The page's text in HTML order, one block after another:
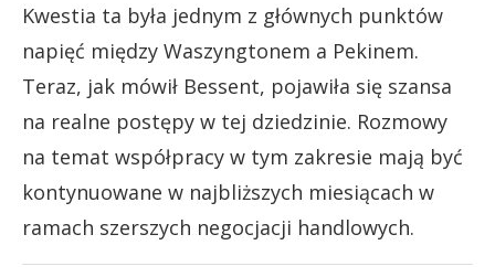
Kwestia ta była jednym z głównych punktów
napięć między Waszyngtonem a Pekinem.
Teraz, jak mówił Bessent, pojawiła się szansa
na realne postępy w tej dziedzinie. Rozmowy
na temat współpracy w tym zakresie mają być
kontynuowane w najbliższych miesiącach w
ramach szerszych negocjacji handlowych.